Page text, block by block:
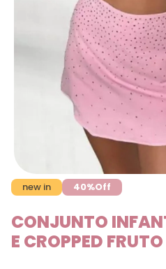
new in 40%Off
CONJUNTO
E CROPPED FRUTO